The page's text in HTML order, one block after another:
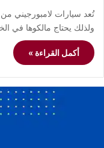
تُعد سيارات لامبورجيني
ولذلك يحتاج مالكوها في
أكمل القراءة »